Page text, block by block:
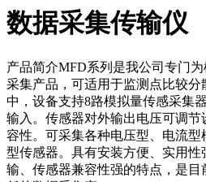
数据采集传输仪
产品简介MFD系列是我公司专门
采集产品，可适用于监测点比较
中，设备支持8路模拟量传感采集
输入。传感器对外输出电压可调
容性。可采集各种电压型、电流型
型传感器。具有安装方便、实用
输、传感器兼容性强的特点，是